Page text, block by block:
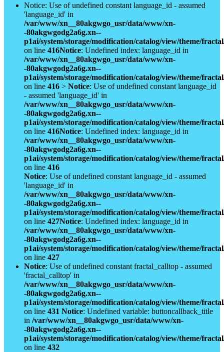
Notice: Use of undefined constant language_id - assumed
'language_id' in
/var/www/xn__80akgwgo_usr/data/www/xn-
-80akgwgodg2a6g.xn--
p1ai/system/storage/modification/catalog/view/theme/
on line 416Notice: Undefined index: language_id in
/var/www/xn__80akgwgo_usr/data/www/xn-
-80akgwgodg2a6g.xn--
p1ai/system/storage/modification/catalog/view/theme/
on line 416 > Notice: Use of undefined constant language_id
- assumed 'language_id' in
/var/www/xn__80akgwgo_usr/data/www/xn-
-80akgwgodg2a6g.xn--
p1ai/system/storage/modification/catalog/view/theme/
on line 416Notice: Undefined index: language_id in
/var/www/xn__80akgwgo_usr/data/www/xn-
-80akgwgodg2a6g.xn--
p1ai/system/storage/modification/catalog/view/theme/
on line 416
Notice: Use of undefined constant language_id - assumed
'language_id' in
/var/www/xn__80akgwgo_usr/data/www/xn-
-80akgwgodg2a6g.xn--
p1ai/system/storage/modification/catalog/view/theme/
on line 427Notice: Undefined index: language_id in
/var/www/xn__80akgwgo_usr/data/www/xn-
-80akgwgodg2a6g.xn--
p1ai/system/storage/modification/catalog/view/theme/
on line 427
Notice: Use of undefined constant fractal_calltop - assumed
'fractal_calltop' in
/var/www/xn__80akgwgo_usr/data/www/xn-
-80akgwgodg2a6g.xn--
p1ai/system/storage/modification/catalog/view/theme/
on line 431 Notice: Undefined variable: buttoncallback_title
in /var/www/xn__80akgwgo_usr/data/www/xn-
-80akgwgodg2a6g.xn--
p1ai/system/storage/modification/catalog/view/theme/
on line 432